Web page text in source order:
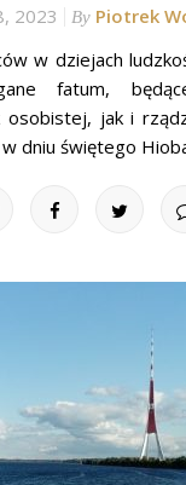
2023 By Piotrek
w dziejach
fatum,
osobistej, jak i
dniu świętego